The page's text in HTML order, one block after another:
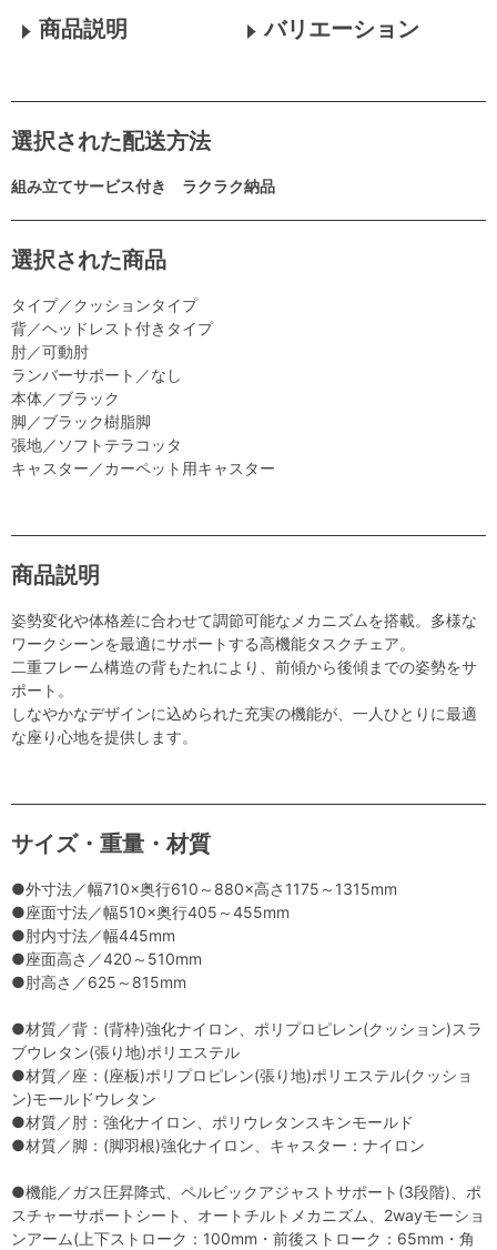
商品説明 バリエーション
選択された配送方法
組み立てサービス付き ラクラク納品
選択された商品
タイプ／クッションタイプ
背／ヘッドレスト付きタイプ
肘／可動肘
ランバーサポート／なし
本体／ブラック
脚／ブラック樹脂脚
張地／ソフトテラコッタ
キャスター／カーペット用キャスター
商品説明
姿勢変化や体格差に合わせて調節可能なメカニズムを搭載。多様な
ワークシーンを最適にサポートする高機能タスクチェア。
二重フレーム構造の背もたれにより、前傾から後傾までの姿勢をサ
ポート。
しなやかなデザインに込められた充実の機能が、一人ひとりに最適
な座り心地を提供します。
サイズ・重量・材質
●外寸法／幅710×奥行610～880×高さ1175～1315mm
●座面寸法／幅510×奥行405～455mm
●肘内寸法／幅445mm
●座面高さ／420～510mm
●肘高さ／625～815mm
●材質／背：(背枠)強化ナイロン、ポリプロピレン(クッション)スラ
ブウレタン(張り地)ポリエステル
●材質／座：(座板)ポリプロピレン(張り地)ポリエステル(クッショ
ン)モールドウレタン
●材質／肘：強化ナイロン、ポリウレタンスキンモールド
●材質／脚：(脚羽根)強化ナイロン、キャスター：ナイロン
●機能／ガス圧昇降式、ペルビックアジャストサポート(3段階)、ポ
スチャーサポートシート、オートチルトメカニズム、2wayモーショ
ンアーム(上下ストローク：100mm・前後ストローク：65mm・角